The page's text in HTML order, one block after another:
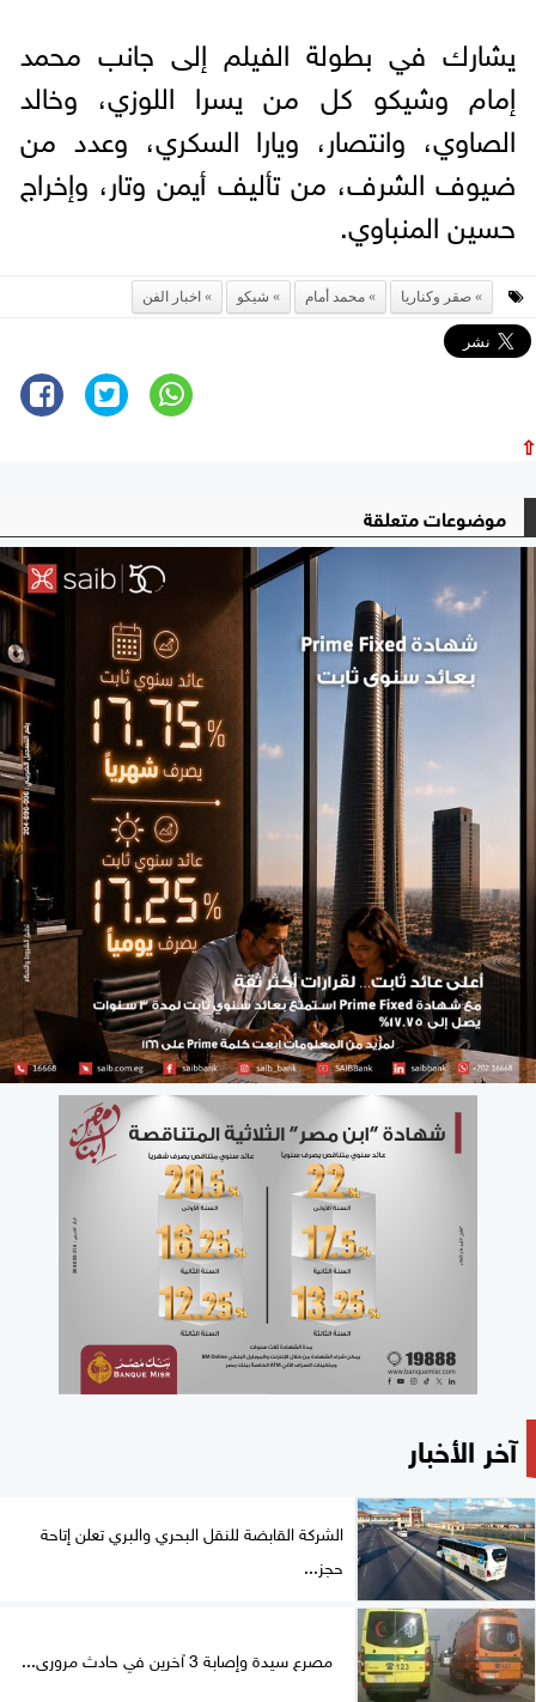
يشارك في بطولة الفيلم إلى جانب محمد
إمام وشيكو كل من يسرا اللوزي، وخالد
الصاوي، وانتصار، ويارا السكري، وعدد من
ضيوف الشرف، من تأليف أيمن وتار، وإخراج
حسين المنباوي.
صقر وكناريا محمد أمام شيكو اخبار الفن
⇧
موضوعات متعلقة
آخر الأخبار
الشركة القابضة للنقل البحري والبري تعلن إتاحة
حجز...
مصرع سيدة وإصابة 3 آخرين في حادث مرورى...